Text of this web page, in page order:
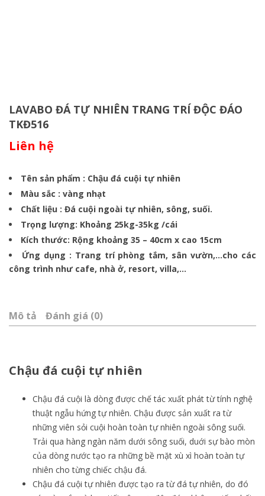
LAVABO ĐÁ TỰ NHIÊN TRANG TRÍ ĐỘC ĐÁO
TKĐ516
Liên hệ
Tên sản phẩm : Chậu đá cuội tự nhiên
Màu sắc : vàng nhạt
Chất liệu : Đá cuội ngoài tự nhiên, sông, suối.
Trọng lượng: Khoảng 25kg-35kg /cái
Kích thước: Rộng khoảng 35 – 40cm x cao 15cm
Ứng dụng : Trang trí phòng tắm, sân vườn,…cho các
công trình như cafe, nhà ở, resort, villa,…
Mô tả Đánh giá (0)
Chậu đá cuội tự nhiên
Chậu đá cuội là dòng được chế tác xuất phát từ tính nghệ
thuật ngẫu hứng tự nhiên. Chậu được sản xuất ra từ
những viên sỏi cuội hoàn toàn tự nhiên ngoài sông suối.
Trải qua hàng ngàn năm dưới sông suối, duới sự bào mòn
của dòng nước tạo ra những bề mặt xù xì hoàn toàn tự
nhiên cho từng chiếc chậu đá.
Chậu đá cuội tự nhiên được tạo ra từ đá tự nhiên, do đó